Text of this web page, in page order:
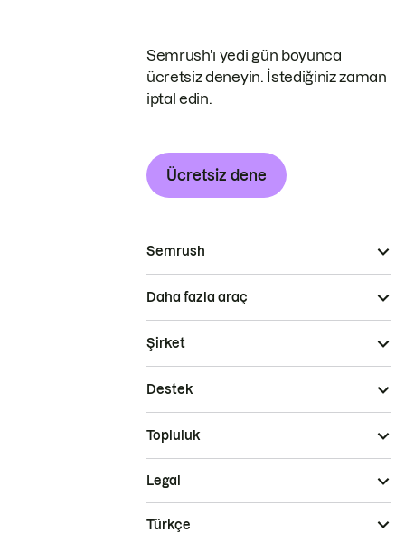
Semrush'ı yedi gün boyunca
ücretsiz deneyin. İstediğiniz zaman
iptal edin.
Ücretsiz dene
Semrush
Daha fazla araç
Şirket
Destek
Topluluk
Legal
Türkçe